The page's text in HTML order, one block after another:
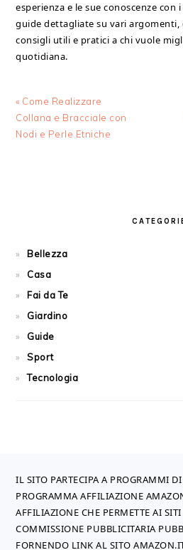
esperienza e le sue conoscenze
guide dettagliate su vari
consigli utili e pratici a chi vuole
quotidiana.
Previous
Post:
« Come Realizzare
Collana e Bracciale con
Nodi e Perle Etniche
Bellezza
Casa
Fai da Te
Giardino
Guide
Sport
Tecnologia
FOOTER
IL SITO PARTECIPA A PROGRAMMI
PROGRAMMA AFFILIAZIONE
AFFILIAZIONE CHE PERMETTE AI
COMMISSIONE PUBBLICITARIA
FORNENDO LINK AL SITO